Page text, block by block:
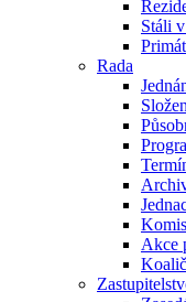
Stáli
Rada
Akce